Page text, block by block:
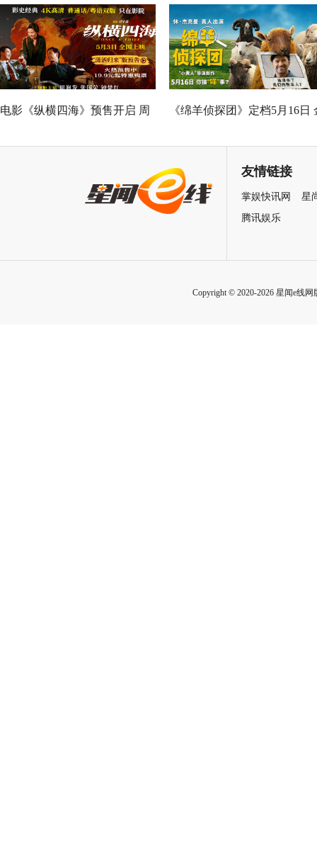
Good全球峰会 以AI影像传递向
善力量
神作IMAX首次量身定制
电影《纵横四海》预售开启 周 《绵羊侦探团》定档5月16日
友情链接
掌娱快讯网
星
腾讯娱乐
Copyright © 2020-2026 星闻e线